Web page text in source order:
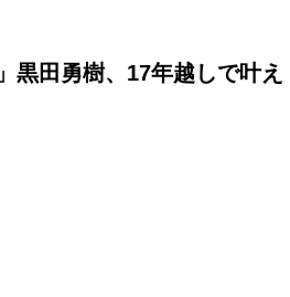
黒田勇樹、17年越しで叶え